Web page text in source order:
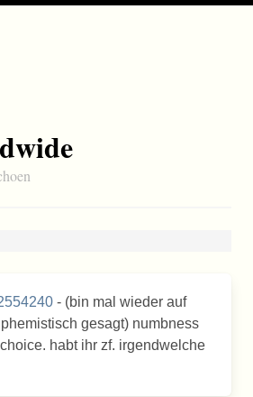
- (bin mal wieder auf
gesagt) numbness
habt ihr zf. irgendwelche